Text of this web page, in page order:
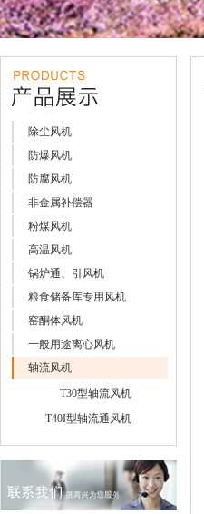
除尘风机
防爆风机
防腐风机
非金属补偿器
粉煤风机
高温风机
锅炉通、引风机
粮食储备库专用风机
窑酮体风机
一般用途离心风机
轴流风机
T30型轴流风机
T40I型轴流通风机